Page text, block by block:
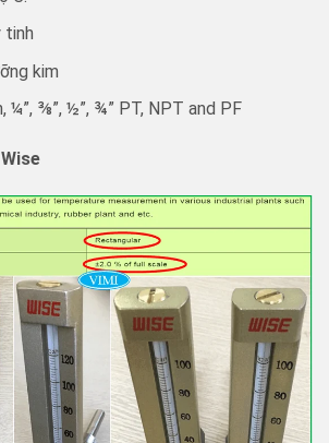
tinh
kim
¼”, ⅜”, ½”, ¾” PT, NPT and PF